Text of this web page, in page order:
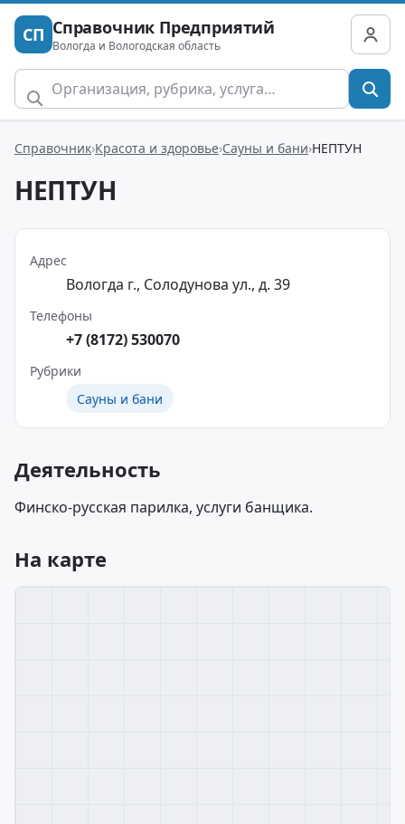
СП Справочник Предприятий
Вологда и Вологодская область
Справочник Красота и здоровье Сауны и бани НЕПТУН
НЕПТУН
Адрес
Вологда г., Солодунова ул., д. 39
Телефоны
+7 (8172) 530070
Рубрики
Сауны и бани
Деятельность
Финско-русская парилка, услуги банщика.
На карте